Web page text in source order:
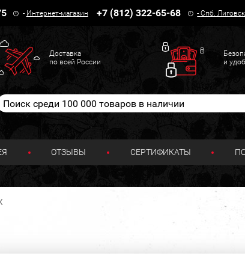
- Интернет-магазин +7 (812) 322-65-68 -Спб.
Доставка
по всей России
и
ОТЗЫВЫ СЕРТИФИКАТЫ